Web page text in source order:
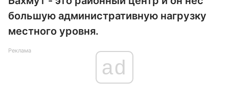
большую административную нагрузку
местного уровня.
Реклама
ad